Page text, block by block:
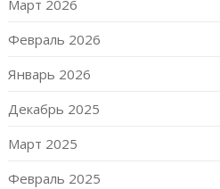
Март 2026
Февраль 2026
Январь 2026
Декабрь 2025
Март 2025
Февраль 2025